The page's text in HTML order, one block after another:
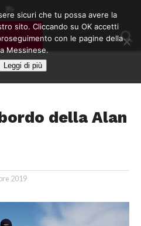
della Alan
2019
sicuri che tu possa avere la
sito. Cliccando su OK accetti
con le pagine della
Messinese.
Leggi di più